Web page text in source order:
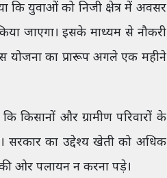
कि युवाओं को निजी क्षेत्र में अवसर
जाएगा। इसके माध्यम से नौकरी
योजना का प्रारूप अगले एक महीने
किसानों और ग्रामीण परिवारों के
सरकार का उद्देश्य खेती को अधिक
की ओर पलायन न करना पड़े।